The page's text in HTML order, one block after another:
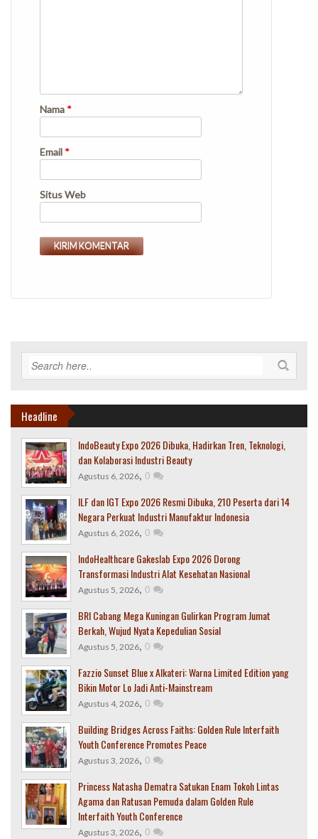
Nama *
Email *
Situs Web
Headline
IndoBeauty Expo 2026 Dibuka, Hadirkan Tren, Teknologi,
dan Kolaborasi Industri Beauty
Agustus 6, 2026, 0
ILF dan IGT Expo 2026 Resmi Dibuka, 210 Peserta dari 14
Negara Perkuat Industri Manufaktur Indonesia
Agustus 6, 2026, 0
IndoHealthcare Gakeslab Expo 2026 Dorong
Transformasi Industri Alat Kesehatan Nasional
Agustus 5, 2026, 0
BRI Cabang Mega Kuningan Gulirkan Program Jumat
Berkah, Wujud Nyata Kepedulian Sosial
Agustus 5, 2026, 0
Fazzio Sunset Blue x Alkateri: Warna Limited Edition yang
Bikin Motor Lo Jadi Anti-Mainstream
Agustus 4, 2026, 0
Building Bridges Across Faiths: Golden Rule Interfaith
Youth Conference Promotes Peace
Agustus 3, 2026, 0
Princess Natasha Dematra Satukan Enam Tokoh Lintas
Agama dan Ratusan Pemuda dalam Golden Rule
Interfaith Youth Conference
Agustus 3, 2026, 0